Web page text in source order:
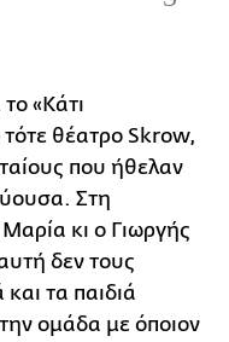
«Κάτι
τότε θέατρο Skrow,
που ήθελαν
Στη
κι ο Γιωργής
δεν τους
τα παιδιά
ομάδα με όποιον